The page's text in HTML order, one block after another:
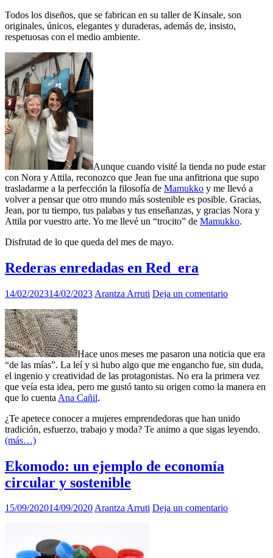
Todos los diseños, que se fabrican en su taller de Kinsale, son
originales, únicos, elegantes y duraderas, además de, insisto,
respetuosas con el medio ambiente.
Aunque cuando visité la tienda no pude estar
con Nora y Attila, reconozco que Jean fue una anfitriona que supo
trasladarme a la perfección la filosofía de Mamukko y me llevó a
volver a pensar que otro mundo más sostenible es posible. Gracias,
Jean, por tu tiempo, tus palabas y tus enseñanzas, y gracias Nora y
Attila por vuestro arte. Yo me llevé un “trocito” de Mamukko.
Disfrutad de lo que queda del mes de mayo.
Rederas enredadas en Red_era
14/02/202314/02/2023 Arantza Arruti Deja un comentario
Hace unos meses me pasaron una noticia que era
“de las mías”. La leí y si hubo algo que me engancho fue, sin duda,
el ingenio y creatividad de las protagonistas. No era la primera vez
que veía esta idea, pero me gustó tanto su origen como la manera en
que lo cuenta Ana Cañil.
¿Te apetece conocer a mujeres emprendedoras que han unido
tradición, esfuerzo, trabajo y moda? Te animo a que sigas leyendo.
(más…)
Ekomodo: un ejemplo de economía
circular y sostenible
15/09/202014/09/2020Arantza Arruti Deja un comentario